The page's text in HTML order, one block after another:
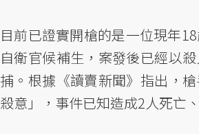
目前已證實開槍的是一位現年
自衛官候補生，案發後已經以
捕。根據《讀賣新聞》指出，
殺意」，事件已知造成2人死亡